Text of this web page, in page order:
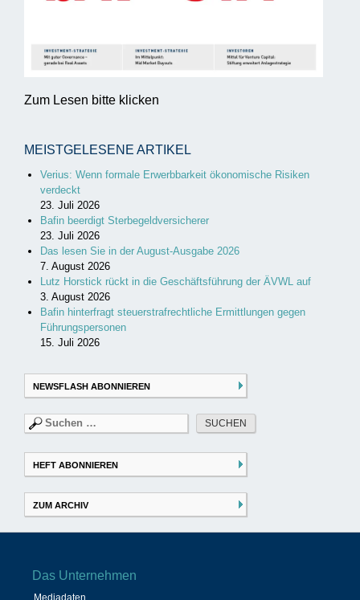
Zum Lesen bitte klicken
MEISTGELESENE ARTIKEL
Verius: Wenn formale Erwerbbarkeit ökonomische Risiken
verdeckt
23. Juli 2026
Bafin beerdigt Sterbegeldversicherer
23. Juli 2026
Das lesen Sie in der August-Ausgabe 2026
7. August 2026
Lutz Horstick rückt in die Geschäftsführung der ÄVWL auf
3. August 2026
Bafin hinterfragt steuerstrafrechtliche Ermittlungen gegen
Führungspersonen
15. Juli 2026
NEWSFLASH ABONNIEREN
Suchen
nach:
HEFT ABONNIEREN
ZUM ARCHIV
Das Unternehmen